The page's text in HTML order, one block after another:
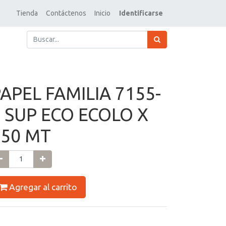
Tienda Contáctenos Inicio Identificarse
FAMILIA 7155-
ECO ECOLO X
MT
Agregar al carrito